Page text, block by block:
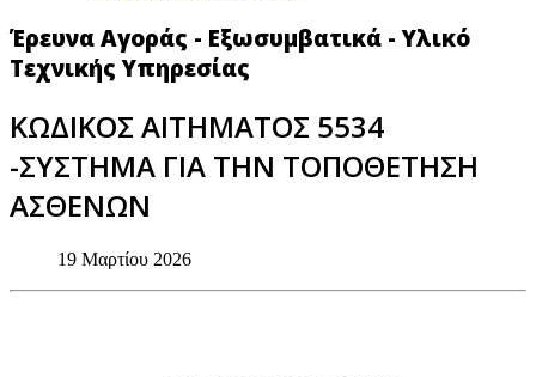
Έρευνα Αγοράς - Εξωσυμβατικά - Υλικό
Τεχνικής Υπηρεσίας
ΚΩΔΙΚΟΣ ΑΙΤΗΜΑΤΟΣ 5534
-ΣΥΣΤΗΜΑ ΓΙΑ ΤΗΝ ΤΟΠΟΘΕΤΗΣΗ
ΑΣΘΕΝΩΝ
19 Μαρτίου 2026